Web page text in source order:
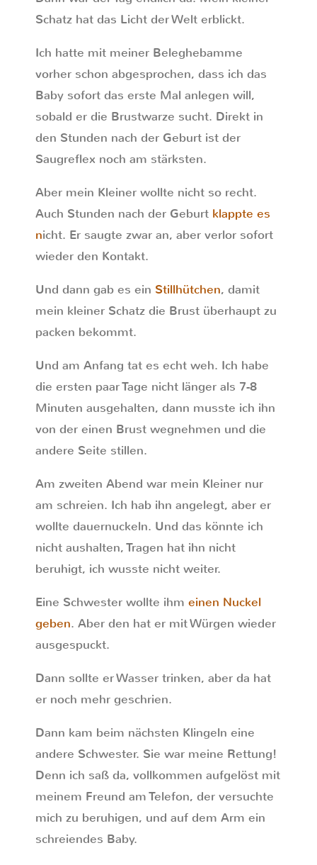
Schatz hat das Licht der Welt erblickt.
Ich hatte mit meiner Beleghebamme
vorher schon abgesprochen, dass ich das
Baby sofort das erste Mal anlegen will,
sobald er die Brustwarze sucht. Direkt in
den Stunden nach der Geburt ist der
Saugreflex noch am stärksten.
Aber mein Kleiner wollte nicht so recht.
Auch Stunden nach der Geburt klappte es
nicht. Er saugte zwar an, aber verlor sofort
wieder den Kontakt.
Und dann gab es ein Stillhütchen, damit
mein kleiner Schatz die Brust überhaupt zu
packen bekommt.
Und am Anfang tat es echt weh. Ich habe
die ersten paar Tage nicht länger als 7-8
Minuten ausgehalten, dann musste ich ihn
von der einen Brust wegnehmen und die
andere Seite stillen.
Am zweiten Abend war mein Kleiner nur
am schreien. Ich hab ihn angelegt, aber er
wollte dauernuckeln. Und das könnte ich
nicht aushalten, Tragen hat ihn nicht
beruhigt, ich wusste nicht weiter.
Eine Schwester wollte ihm einen Nuckel
geben. Aber den hat er mit Würgen wieder
ausgespuckt.
Dann sollte er Wasser trinken, aber da hat
er noch mehr geschrien.
Dann kam beim nächsten Klingeln eine
andere Schwester. Sie war meine Rettung!
Denn ich saß da, vollkommen aufgelöst mit
meinem Freund am Telefon, der versuchte
mich zu beruhigen, und auf dem Arm ein
schreiendes Baby.